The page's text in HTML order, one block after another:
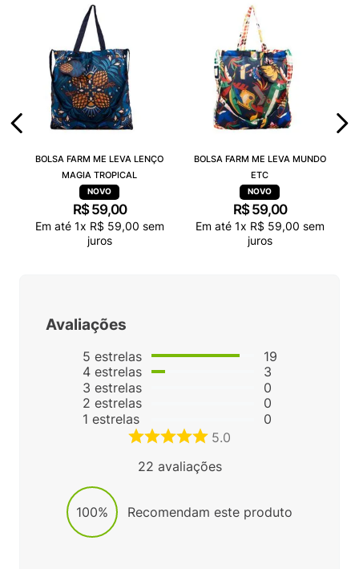
BOLSA FARM ME LEVA LENÇO
MAGIA TROPICAL
R$ 59,00
Em até 1x R$ 59,00 sem
juros
BOLSA FARM ME LEVA MUNDO
ETC
R$ 59,00
Em até 1x R$ 59,00 sem
juros
Avaliações
5 estrelas
4estrelas
3 estrelas
2 estrelas
1 estrelas
19
3
0
0
0
5.0
22 avaliações
100% Recomendam este produto